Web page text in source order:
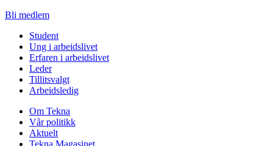
Bli medlem
Student
Ung i arbeidslivet
Erfaren i arbeidslivet
Leder
Tillitsvalgt
Arbeidsledig
Om Tekna
Vår politikk
Aktuelt
Tekna Magasinet